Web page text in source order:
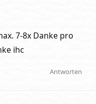
7-8x Danke pro
ihc
Antworten